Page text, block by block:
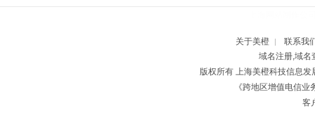
关于美橙 |
联系我
域名注册,域名
版权所有 上海美橙科技信息
《跨地区增值电信
客